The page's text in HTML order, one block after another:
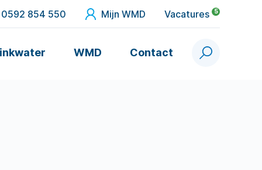
0592 854 550 Mijn WMD Vacatures 5
WMD Contact Zoek